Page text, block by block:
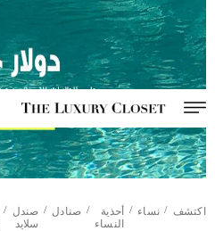
اكتشف / نساء /
أحذية
النساء
/ صنادل / صندل
سلايد
/